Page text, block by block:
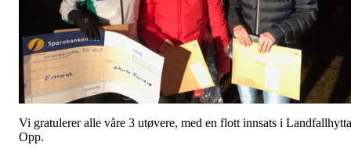
Vi gratulerer alle våre 3 utøvere, med en flott innsats i Landfallhytta
Opp.